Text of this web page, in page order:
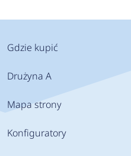
Gdzie kupić
Drużyna A
Mapa strony
Konfiguratory